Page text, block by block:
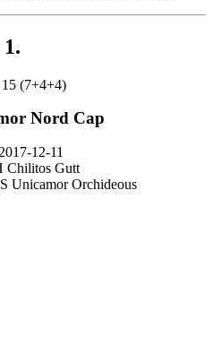
1.
(7+4+4)
Nord Cap
12-11
Chilitos Gutt
Unicamor Orchideous